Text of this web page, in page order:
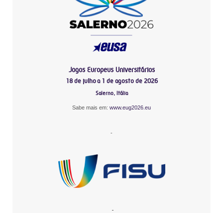
Jogos Europeus Universitários
18 de julho a 1 de agosto de 2026
Salerno, Itália
Sabe mais em: www.eug2026.eu
-
-